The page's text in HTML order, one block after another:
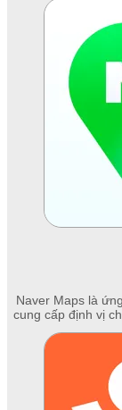
Naver Maps là
cung cấp định vị